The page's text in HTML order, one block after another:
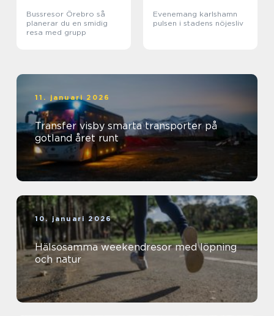
Bussresor Örebro så
planerar du en smidig
resa med grupp
Evenemang karlshamn
pulsen i stadens nöjesliv
11. januari 2026
Transfer visby smarta transporter på
gotland året runt
10. januari 2026
Hälsosamma weekendresor med löpning
och natur